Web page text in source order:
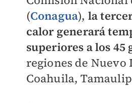
(Conagua), la
calor generará
superiores a los 45
regiones de Nuevo
Coahuila,